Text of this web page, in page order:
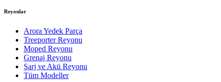
Reyonlar
Arora Yedek Parça
Treeporter Reyonu
Moped Reyonu
Grenaj Reyonu
Şarj ve Akü Reyonu
Tüm Modeller